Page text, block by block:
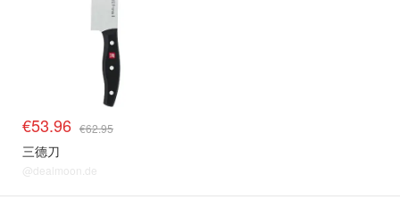
€53.96 €62.95
三德刀
@dealmoon.de